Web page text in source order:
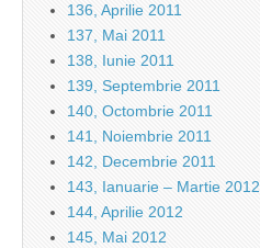
136, Aprilie 2011
137, Mai 2011
138, Iunie 2011
139, Septembrie 2011
140, Octombrie 2011
141, Noiembrie 2011
142, Decembrie 2011
143, Ianuarie – Martie 2012
144, Aprilie 2012
145, Mai 2012